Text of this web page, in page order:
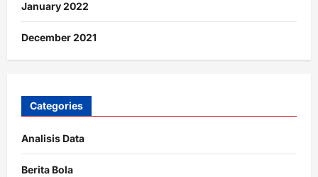
January 2022
December 2021
Categories
Analisis Data
Berita Bola